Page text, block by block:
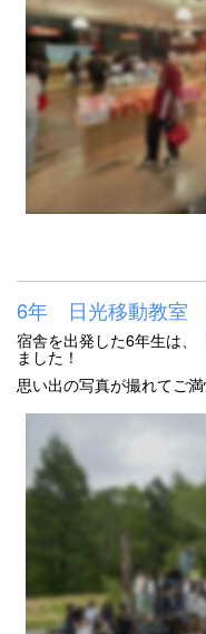
6年 日光移動教室
宿舎を出発した6年生は、
ました！
思い出の写真が撮れてご満